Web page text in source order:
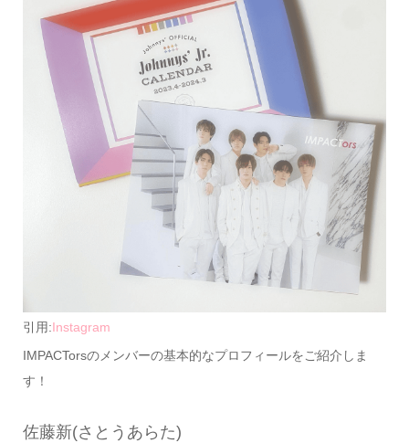
引用:Instagram
IMPACTorsのメンバーの基本的なプロフィールをご紹介しま
す！
佐藤新(さとうあらた)